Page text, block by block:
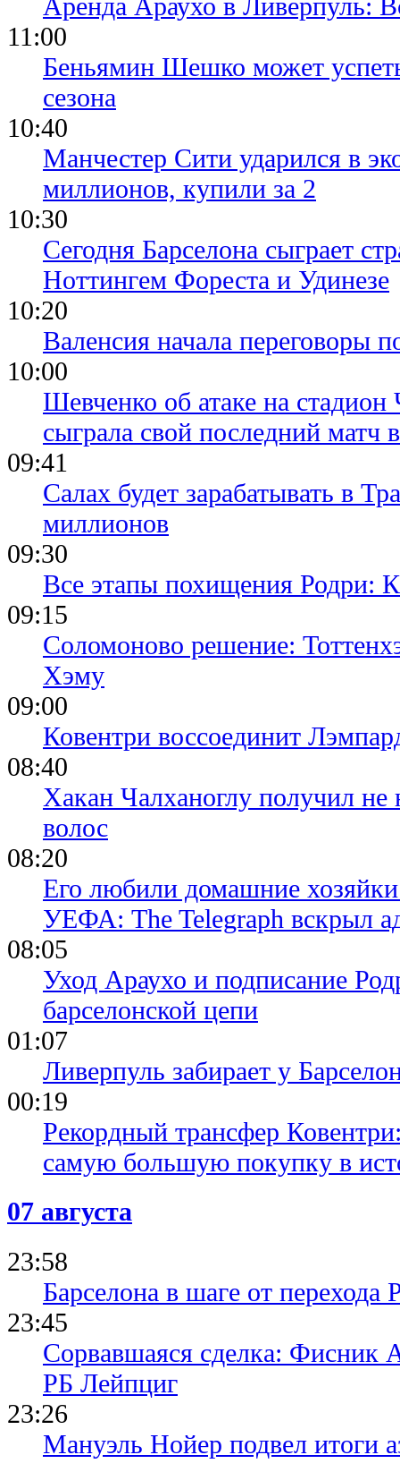
11:00
Беньямин Шешко может
сезона
10:40
Манчестер Сити ударился в
миллионов, купили за 2
10:30
Сегодня Барселона сыграет
Ноттингем Фореста и Удинезе
10:20
Валенсия начала переговоры
10:00
Шевченко об атаке на
сыграла свой последний матч
09:41
Салах будет зарабатывать в
миллионов
09:30
Все этапы похищения Родри:
09:15
Соломоново решение:
Хэму
09:00
Ковентри воссоединит
08:40
Хакан Чалханоглу получил не
волос
08:20
Его любили домашние
УЕФА: The Telegraph вскрыл
08:05
Уход Араухо и подписание
барселонской цепи
01:07
Ливерпуль забирает у
00:19
Рекордный трансфер
самую большую покупку в
07 августа
23:58
Барселона в шаге от перехода
23:45
Сорвавшаяся сделка: Фисник
РБ Лейпциг
23:26
Мануэль Нойер подвел итоги